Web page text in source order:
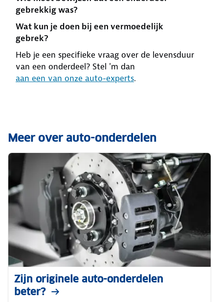
gebrekkig was?
Wat kun je doen bij een vermoedelijk
gebrek?
Heb je een specifieke vraag over de levensduur
van een onderdeel? Stel 'm dan
aan een van onze auto-experts.
Meer over auto-onderdelen
Zijn originele auto-onderdelen
beter?